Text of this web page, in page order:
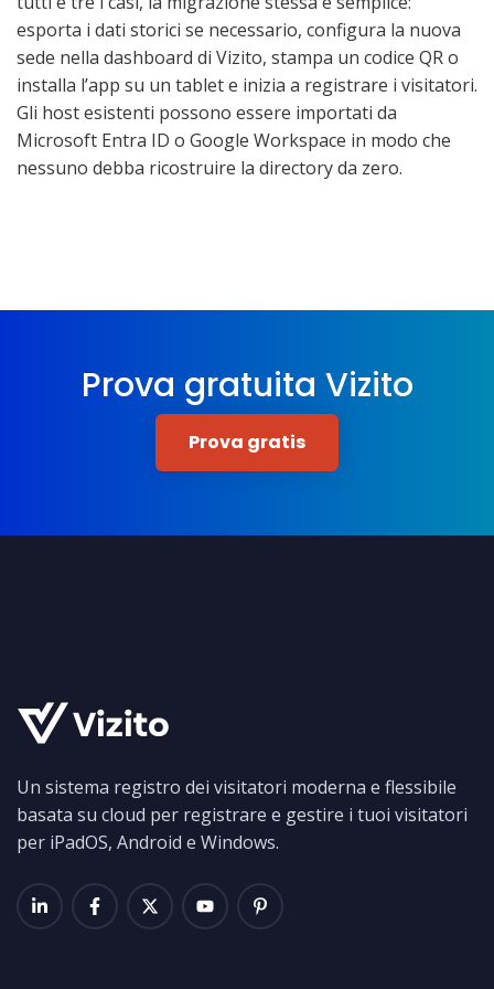
esporta i dati storici se necessario, configura la nuova
sede nella dashboard di Vizito, stampa un codice QR o
installa l’app su un tablet e inizia a registrare i visitatori.
Gli host esistenti possono essere importati da
Microsoft Entra ID o Google Workspace in modo che
nessuno debba ricostruire la directory da zero.
Prova gratuita Vizito
Prova gratis
Un sistema registro dei visitatori moderna e flessibile
basata su cloud per registrare e gestire i tuoi visitatori
per iPadOS, Android e Windows.